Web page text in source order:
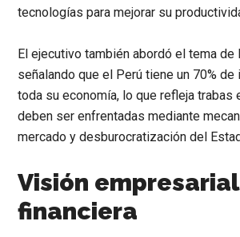
tecnologías para mejorar su
El ejecutivo también abordó el tema de
señalando que el Perú tiene un 70%
toda su economía, lo que refleja trabas
deben ser enfrentadas mediante
mercado y desburocratización del
Visión
financiera